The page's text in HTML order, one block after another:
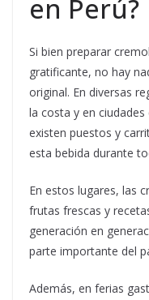
en Perú?
Si bien preparar
gratificante, no hay
original. En diversas
la costa y en
existen puestos y
esta bebida durante
En estos lugares, las
frutas frescas y
generación en
parte importante del
Además, en ferias